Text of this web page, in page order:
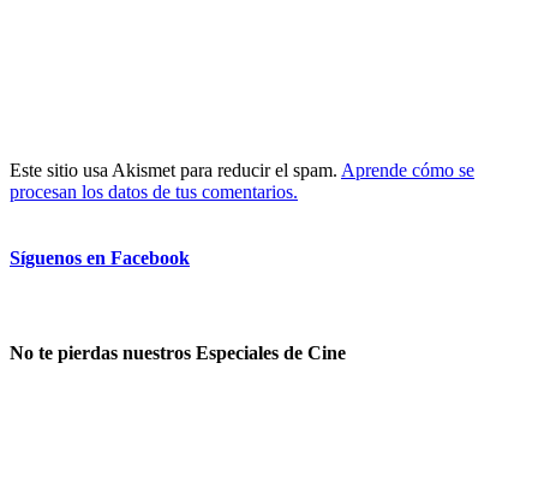
Este sitio usa Akismet para reducir el spam. Aprende cómo se
procesan los datos de tus comentarios.
Síguenos en Facebook
No te pierdas nuestros Especiales de Cine